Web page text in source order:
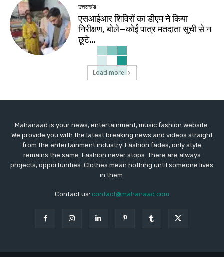
उत्तराखंड
एसआईआर शिविरों का डीएम ने किया
निरीक्षण, बोले—कोई पात्र मतदाता सूची से न
छूटे…
Load more
Mahanaad is your news, entertainment, music fashion website.
We provide you with the latest breaking news and videos straight
from the entertainment industry. Fashion fades, only style
remains the same. Fashion never stops. There are always
projects, opportunities. Clothes mean nothing until someone lives
in them.
Contact us: contact@mahanaad.com